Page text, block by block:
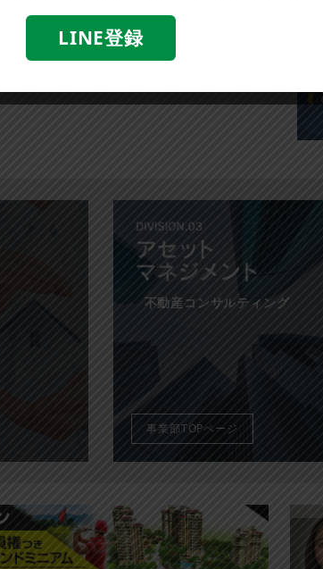
不動産コンサルティング
事業部TOPページ
LINE登録